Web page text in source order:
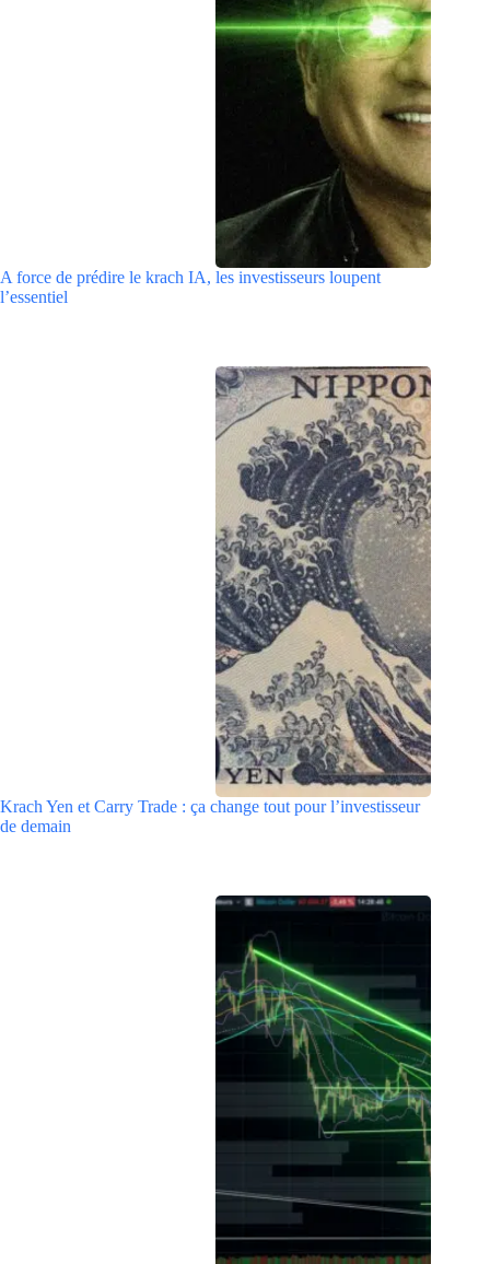
A force de prédire le krach IA, les investisseurs loupent
l’essentiel
Krach Yen et Carry Trade : ça change tout pour l’investisseur
de demain